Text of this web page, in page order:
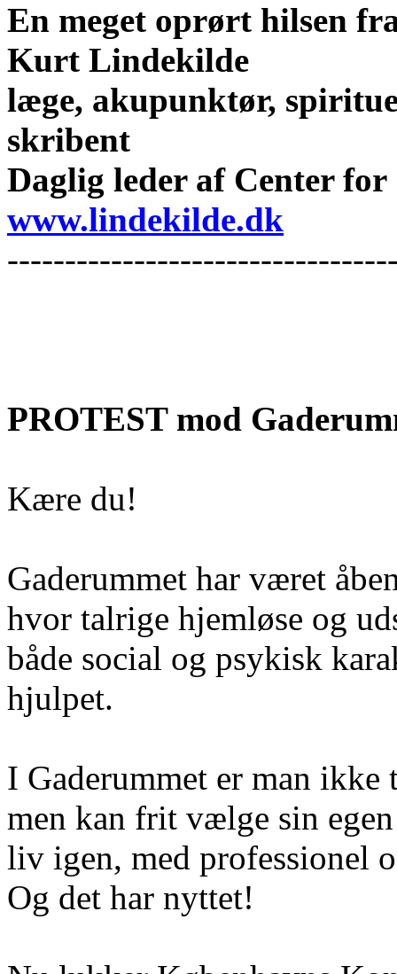
En meget oprørt hilsen
Kurt Lindekilde
læge, akupunktør,
skribent
Daglig leder af Center
www.lindekilde.dk
PROTEST mod
Kære du!
Gaderummet har været
hvor talrige hjemløse og
både social og psykisk
hjulpet.
I Gaderummet er man
men kan frit vælge sin
liv igen, med professionel
Og det har nyttet!